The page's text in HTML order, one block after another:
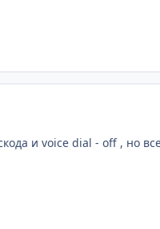
и voice dial - off , но